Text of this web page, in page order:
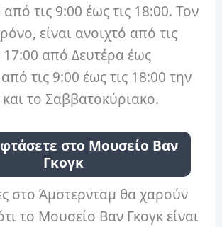
τις 9:00 έως τις 18:00. Τον
είναι ανοιχτό από τις
17:00 από Δευτέρα έως
τις 9:00 έως τις 18:00 την
το Σαββατοκύριακο.
στο Μουσείο Βαν
Γκογκ
στο Άμστερνταμ θα χαρούν
το Μουσείο Βαν Γκογκ είναι